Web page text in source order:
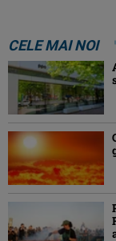
CELE MAI NOI